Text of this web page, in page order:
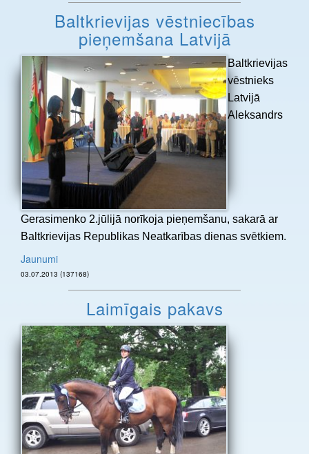
Baltkrievijas vēstniecības
pieņemšana Latvijā
Baltkrievijas
vēstnieks
Latvijā
Aleksandrs
Gerasimenko 2.jūlijā norīkoja pieņemšanu, sakarā ar
Baltkrievijas Republikas Neatkarības dienas svētkiem.
Jaunumi
03.07.2013 (137168)
Laimīgais pakavs